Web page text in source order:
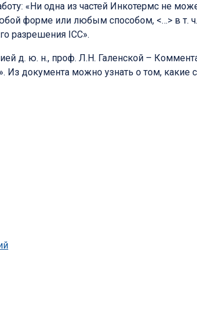
«Ни одна из частей Инкотермс не
форме или любым способом, <…> в т.
разрешения ICC».
д. ю. н., проф. Л.Н. Галенской –
документа можно узнать о том, какие